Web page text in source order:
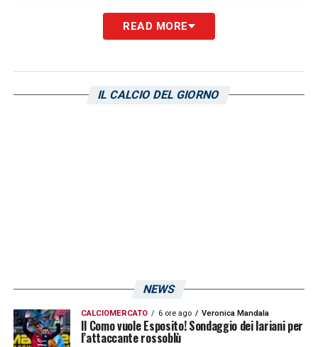
LA PLAYLIST DELLE NOSTRE TOP NEWS
READ MORE
IL CALCIO DEL GIORNO
NEWS
CALCIOMERCATO 6 ore ago Veronica Mandala
Il Como vuole Esposito! Sondaggio dei lariani per
l’attaccante rossoblù